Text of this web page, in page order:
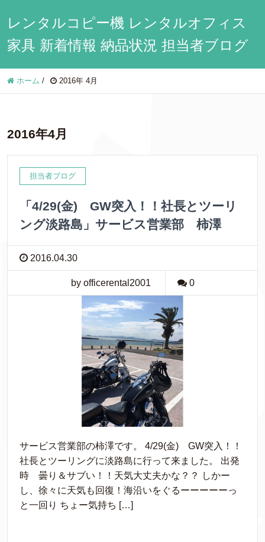
レンタルコピー機 レンタルオフィス
家具 新着情報 納品状況 担当者ブログ
ホーム / 2016年 4月
2016年4月
担当者ブログ
「4/29(金) GW突入！！社長とツーリ
ング淡路島」サービス営業部 柿澤
2016.04.30
by officerental2001 0
サービス営業部の柿澤です。 4/29(金) GW突入！！
社長とツーリングに淡路島に行って来ました。 出発
時 曇り＆サブい！！天気大丈夫かな？？ しかー
し、徐々に天気も回復！海沿いをぐるーーーーーっ
と一回り ちょー気持ち […]